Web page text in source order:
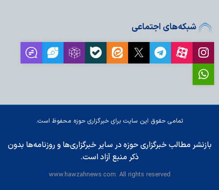
شبکه‌های اجتماعی
تمامی حقوق این سایت برای خبرگزاری حوزه محفوظ است.
بازنشر مطالب خبرگزاری حوزه در سایر خبرگزاری‌ها و روزنامه‌ها بدون
ذکر منبع آزاد است.
www.hawzahnews.com. All rights reserved